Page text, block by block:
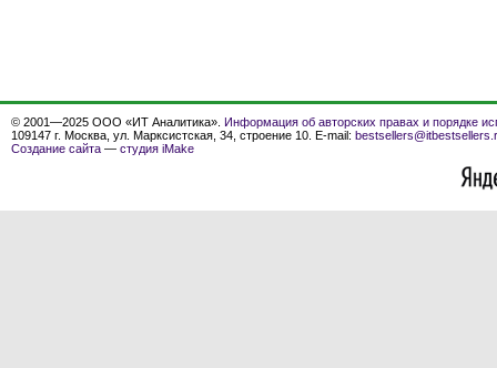
© 2001—2025 ООО «ИТ Аналитика». Информация об авторских правах и порядке
109147 г. Москва, ул. Марксистская, 34, строение 10. E-mail:
Создание сайта — студия iMake